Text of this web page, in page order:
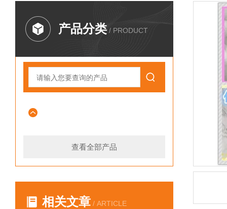
产品分类 / PRODUCT
查看全部产品
相关文章 / ARTICLE